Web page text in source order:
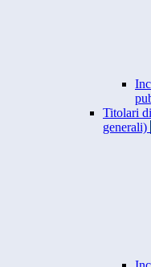
Titolari
generali)